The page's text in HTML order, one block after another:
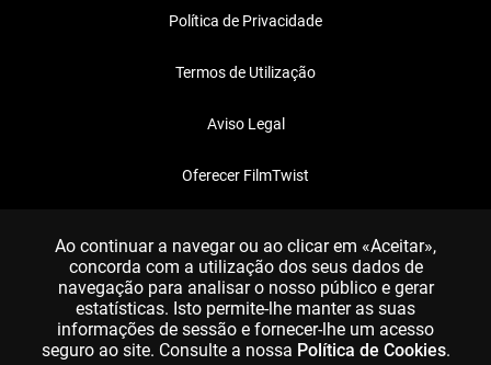
Política de Privacidade
Termos de Utilização
Aviso Legal
Oferecer FilmTwist
Ao continuar a navegar ou ao clicar em «Aceitar»,
concorda com a utilização dos seus dados de
navegação para analisar o nosso público e gerar
estatísticas. Isto permite-lhe manter as suas
informações de sessão e fornecer-lhe um acesso
seguro ao site. Consulte a nossa Política de Cookies.